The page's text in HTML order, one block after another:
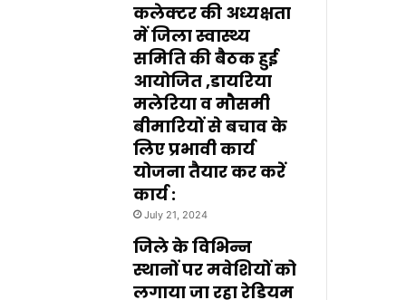
कलेक्टर की अध्यक्षता
में जिला स्वास्थ्य
समिति की बैठक हुई
आयोजित ,डायरिया
मलेरिया व मौसमी
बीमारियों से बचाव के
लिए प्रभावी कार्य
योजना तैयार कर करें
कार्य :
July 21, 2024
जिले के विभिन्न
स्थानों पर मवेशियों को
लगाया जा रहा रेडियम